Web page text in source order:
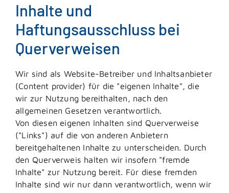
Inhalte und
Haftungsausschluss bei
Querverweisen
Wir sind als Website-Betreiber und Inhaltsanbieter
(Content provider) für die "eigenen Inhalte", die
wir zur Nutzung bereithalten, nach den
allgemeinen Gesetzen verantwortlich.
Von diesen eigenen Inhalten sind Querverweise
("Links") auf die von anderen Anbietern
bereitgehaltenen Inhalte zu unterscheiden. Durch
den Querverweis halten wir insofern "fremde
Inhalte" zur Nutzung bereit. Für diese fremden
Inhalte sind wir nur dann verantwortlich, wenn wir